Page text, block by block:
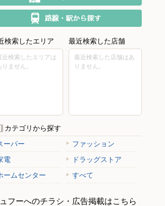
検索したエリア
近検索したエリアは
りません。
最近検索した店舗
最近検索した店舗はあ
りません。
カテゴリから探す
ーパー
ファッション
電
ドラッグストア
ームセンター
すべて
フーへのチラシ・広告掲載はこちら